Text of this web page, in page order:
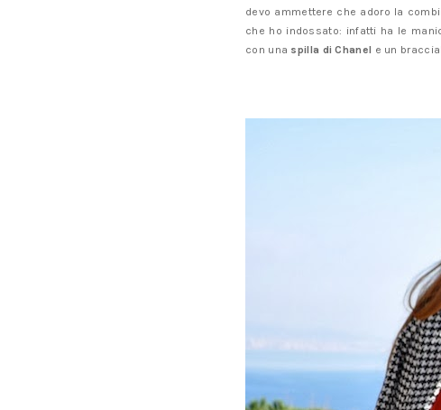
devo ammettere che adoro la
che ho indossato: infatti ha le
con una spilla di Chanel e un